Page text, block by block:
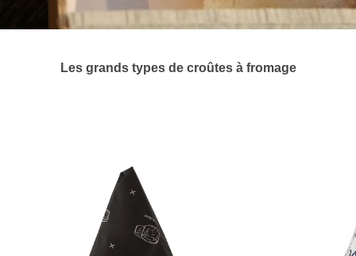
Les grands types de croûtes à fromage